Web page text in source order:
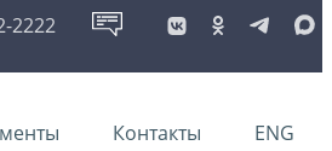
2222
Контакты ENG